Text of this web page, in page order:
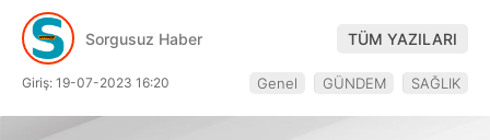
SPOR
MAGAZİN
EĞİTİM
Sorgusuz Haber TÜM YAZILARI
Giriş: 19-07-2023 16:20 Genel GÜNDEM SAĞLIK